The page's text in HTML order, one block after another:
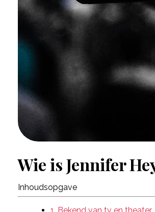
Wie is Jennifer
Inhoudsopgave
1. Bekend van tv en theater